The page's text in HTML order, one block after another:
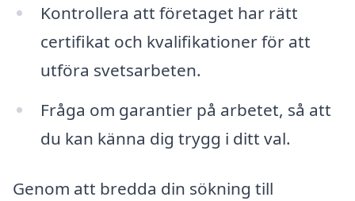
Kontrollera att företaget har rätt
certifikat och kvalifikationer för att
utföra svetsarbeten.
Fråga om garantier på arbetet, så att
du kan känna dig trygg i ditt val.
Genom att bredda din sökning till